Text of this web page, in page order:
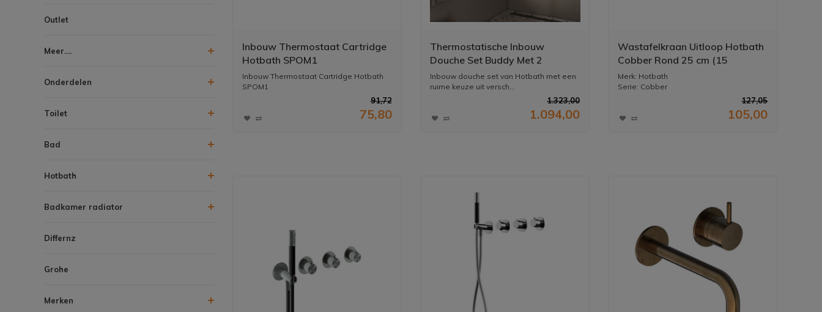
Outlet
Meer....
Onderdelen
Toilet
Bad
Hotbath
Badkamer radiator
Differnz
Grohe
Merken
Inbouw Thermostaat Cartridge
Hotbath SPOM1
Inbouw Thermostaat Cartridge Hotbath
SPOM1
91,72
75,80
Thermostatische Inbouw
Douche Set Buddy Met 2
Stopkranen Ibs 1
Inbouw douche set van Hotbath met een
ruime keuze uit versch...
1.323,00
1.094,00
Wastafelkraan Uitloop Hotbath
Cobber Rond 25 cm (15
Verschillende Kleuren)
Merk: Hotbath
Serie: Cobber
127,05
105,00